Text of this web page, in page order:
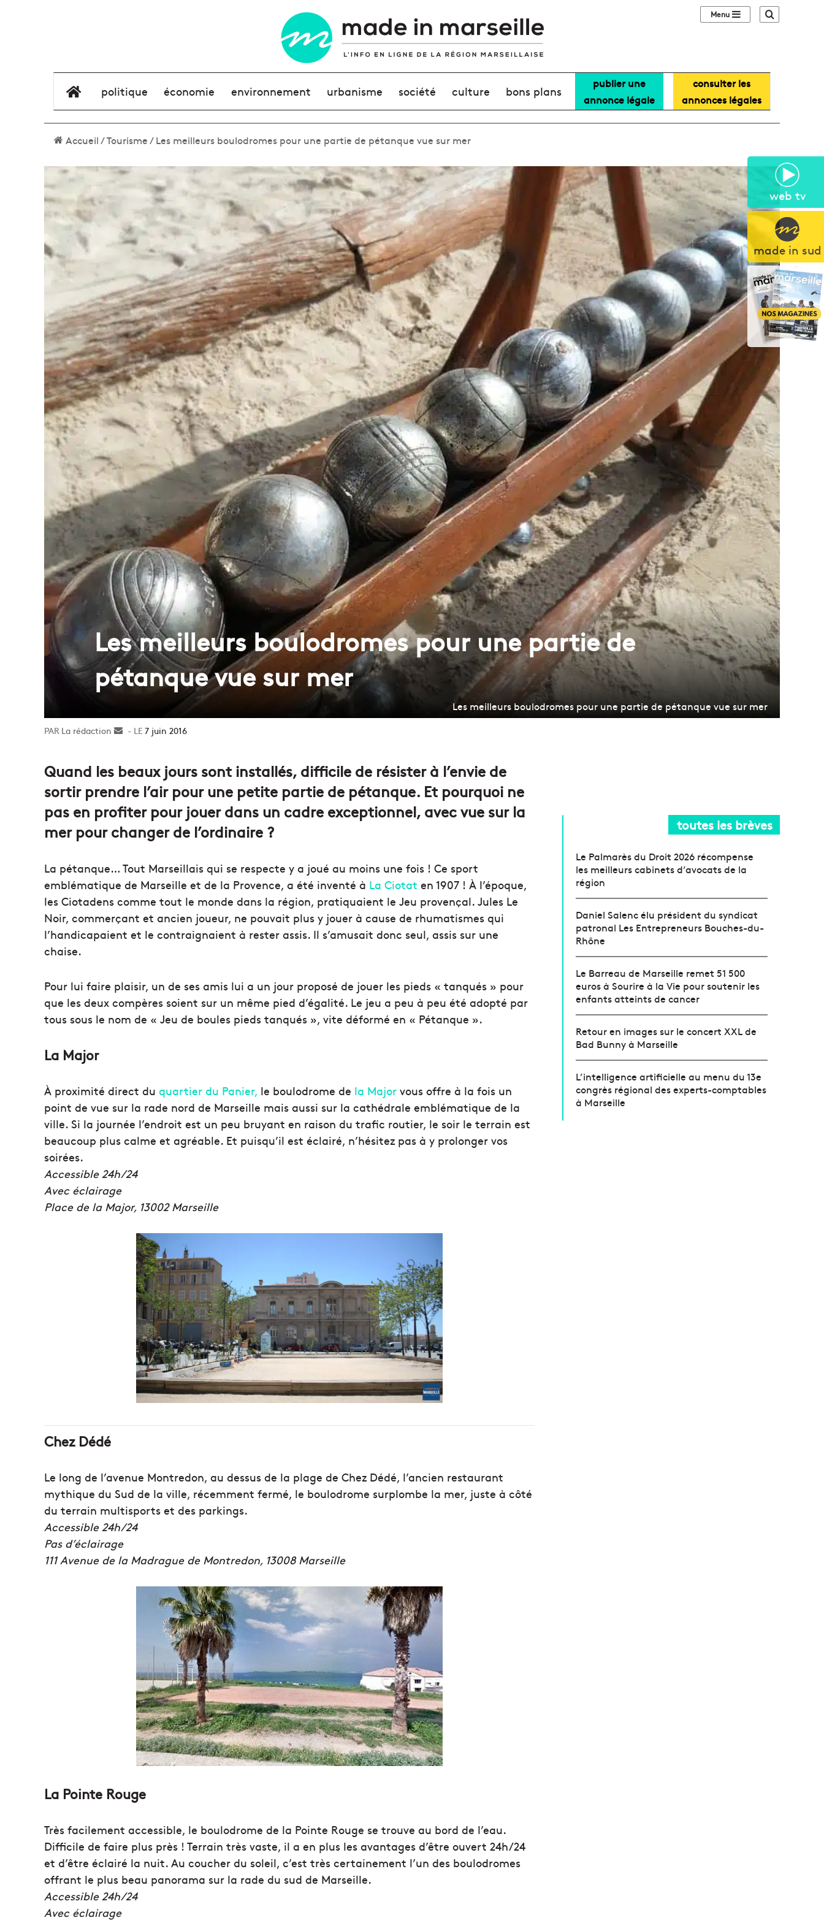
web tv
made in sud
Sidebar (barre
élément de menu
politique économie environnement urbanisme société culture bons plans
publier une
annonce légale
consulter les
annonces légales
Accueil/Tourisme/Les meilleurs boulodromes pour une partie de pétanque vue sur mer
Les meilleurs boulodromes pour une partie de
pétanque vue sur mer
Les meilleurs boulodromes pour une partie de pétanque vue sur mer
La rédaction
Envoyer7 juin 2016
Quand les beaux jours sont installés, difficile de résister à l’envie de
sortir prendre l’air pour une petite partie de pétanque. Et pourquoi ne
pas en profiter pour jouer dans un cadre exceptionnel, avec vue sur la
mer pour changer de l’ordinaire ?
La pétanque… Tout Marseillais qui se respecte y a joué au moins une fois ! Ce sport
emblématique de Marseille et de la Provence, a été inventé à La Ciotat en 1907 ! À l’époque,
les Ciotadens comme tout le monde dans la région, pratiquaient le Jeu provençal. Jules Le
Noir, commerçant et ancien joueur, ne pouvait plus y jouer à cause de rhumatismes qui
l’handicapaient et le contraignaient à rester assis. Il s’amusait donc seul, assis sur une
chaise.
Pour lui faire plaisir, un de ses amis lui a un jour proposé de jouer les pieds « tanqués » pour
que les deux compères soient sur un même pied d’égalité. Le jeu a peu à peu été adopté par
tous sous le nom de « Jeu de boules pieds tanqués », vite déformé en « Pétanque ».
La Major
À proximité direct du quartier du Panier, le boulodrome de la Major vous offre à la fois un
point de vue sur la rade nord de Marseille mais aussi sur la cathédrale emblématique de la
ville. Si la journée l’endroit est un peu bruyant en raison du trafic routier, le soir le terrain est
beaucoup plus calme et agréable. Et puisqu’il est éclairé, n’hésitez pas à y prolonger vos
soirées.
Accessible 24h/24
Avec éclairage
Place de la Major, 13002 Marseille
Chez Dédé
Le long de l’avenue Montredon, au dessus de la plage de Chez Dédé, l’ancien restaurant
mythique du Sud de la ville, récemment fermé, le boulodrome surplombe la mer, juste à côté
du terrain multisports et des parkings.
Accessible 24h/24
Pas d’éclairage
111 Avenue de la Madrague de Montredon, 13008 Marseille
La Pointe Rouge
Très facilement accessible, le boulodrome de la Pointe Rouge se trouve au bord de l’eau.
Difficile de faire plus près ! Terrain très vaste, il a en plus les avantages d’être ouvert 24h/24
et d’être éclairé la nuit. Au coucher du soleil, c’est très certainement l’un des boulodromes
offrant le plus beau panorama sur la rade du sud de Marseille.
Accessible 24h/24
Avec éclairage
toutes les brèves
Le Palmarès du Droit 2026 récompense
les meilleurs cabinets d’avocats de la
région
Daniel Salenc élu président du syndicat
patronal Les Entrepreneurs Bouches-du-
Rhône
Le Barreau de Marseille remet 51 500
euros à Sourire à la Vie pour soutenir les
enfants atteints de cancer
Retour en images sur le concert XXL de
Bad Bunny à Marseille
L’intelligence artificielle au menu du 13e
congrès régional des experts-comptables
à Marseille